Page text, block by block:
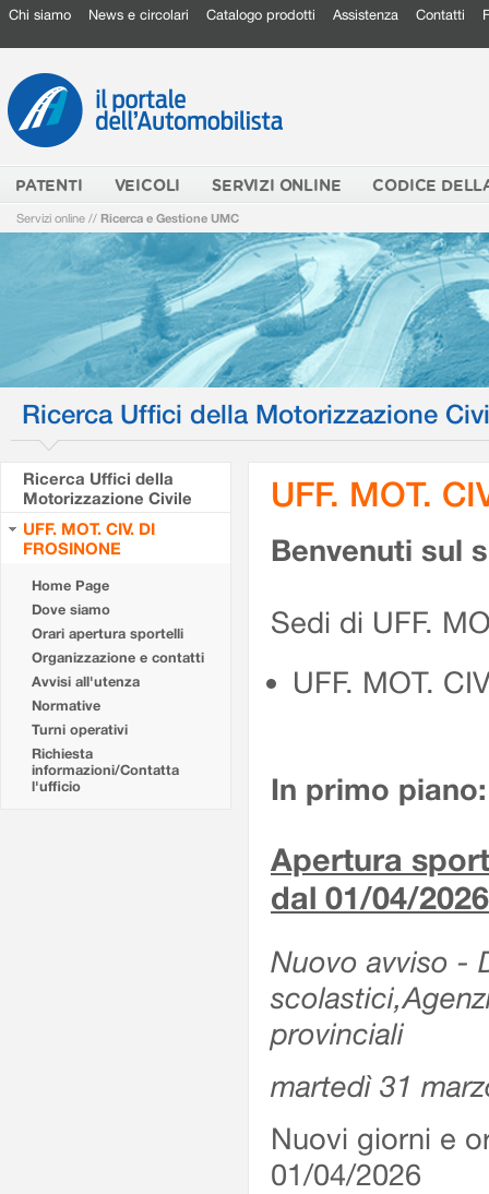
Chi siamo News e circolari Catalogo prodotti Assistenza Contatti
PATENTI VEICOLI SERVIZI ONLINE CODICE
Servizi online // Ricerca e Gestione UMC
Ricerca Uffici della Motorizzazione
Ricerca Uffici della
Motorizzazione Civile
UFF. MOT. CIV. DI
FROSINONE
Home Page
Dove siamo
Orari apertura sportelli
Organizzazione e contatti
Avvisi all'utenza
Normative
Turni operativi
Richiesta
informazioni/Contatta
l'ufficio
UFF. MOT.
Benvenuti sul
Sedi di UFF.
UFF. MOT.
In primo piano:
Apertura
dal 01/04/2026
Nuovo avviso -
provinciali
martedì 31
Nuovi giorni e
01/04/2026